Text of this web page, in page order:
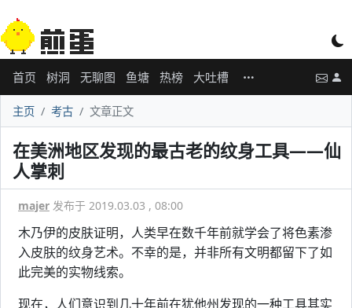
首页 树洞 无聊图 鱼塘 热榜 大吐槽
主页 考古 文章正文
在美洲地区发现的最古老的纹身工具——仙
人掌刺
majer 发布于 2019.03.03 , 08:00
木乃伊的皮肤证明，人类早在数千年前就学会了将色素渗
入皮肤的纹身艺术。不幸的是，并非所有文明都留下了如
此完美的实物线索。
现在，人们意识到几十年前在犹他州发现的一种工具其实